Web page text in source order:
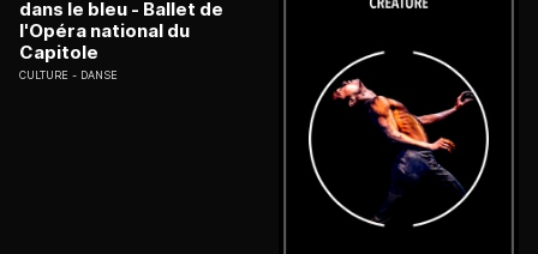
dans le bleu - Ballet de
l'Opéra national du
Capitole
CULTURE DANSE